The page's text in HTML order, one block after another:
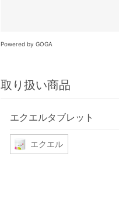
Powered by GOGA
取り扱い商品
エクエルタブレット
エクエル